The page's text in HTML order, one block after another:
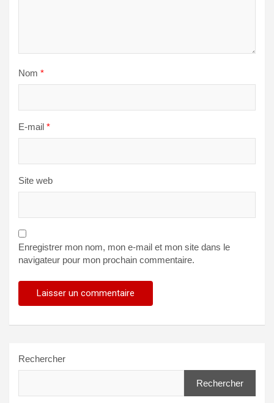
Nom *
E-mail *
Site web
Enregistrer mon nom, mon e-mail et mon site dans le
navigateur pour mon prochain commentaire.
Rechercher
Rechercher